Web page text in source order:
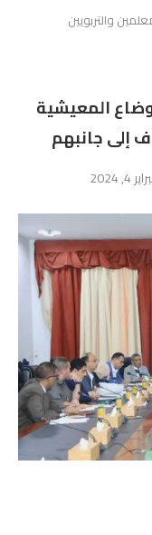
والتربويين
المعيشية
إلى جانبهم
4, 2024